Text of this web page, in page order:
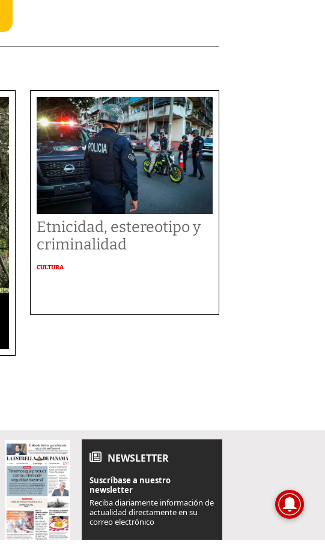
Etnicidad, estereotipo y
criminalidad
CULTURA
NEWSLETTER
Suscríbase a nuestro
newsletter
Reciba diariamente información de
actualidad directamente en su
correo electrónico